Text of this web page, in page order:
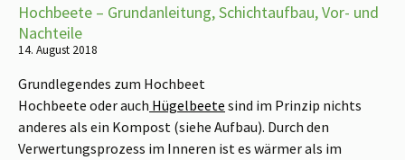
Hochbeete – Grundanleitung, Schichtaufbau, Vor- und
Nachteile
14. August 2018
Grundlegendes zum Hochbeet
Hochbeete oder auch Hügelbeete sind im Prinzip nichts
anderes als ein Kompost (siehe Aufbau). Durch den
Verwertungsprozess im Inneren ist es wärmer als im